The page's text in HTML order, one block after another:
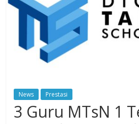
Timur
News Prestasi
3 Guru MTsN 1